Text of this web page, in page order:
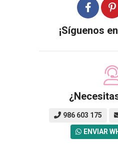
¡Síguenos
986 603 175
ENVIAR